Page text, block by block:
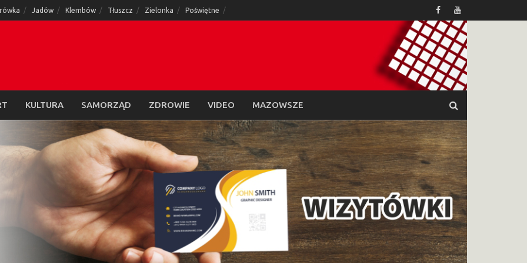
Jadów Klembów Tłuszcz Zielonka Poświętne
KULTURA SAMORZĄD ZDROWIE VIDEO MAZOWSZE